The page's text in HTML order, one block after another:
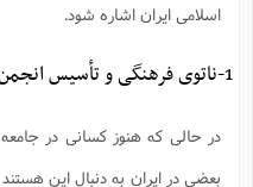
اسلامی ایران اشاره شود.
1-ناتوی فرهنگی و تأسیس انجمن «پرخواران گمنام»
در حالی که هنوز کسانی در
بعضی در ایران به دنبال این